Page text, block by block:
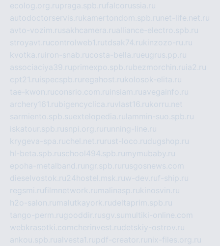
ecolog.org.rupraga.spb.rufalcorussia.ru
autodoctorservis.rukamertondom.spb.ru net-life.net.ru
avto-vozim.rusakhcamera.rualliance-electro.spb.ru
stroyavt.rucontrolweb1.rutdsak74.rukinzozo-ru.ru
kvotka.ru iron-snab.rucosta-bella.rueugrus.pp.ru
associaciya39.ruprimexpo.spb.rubezmorchin.ru ia2.ru
cpt21.ru ispecspb.ru regahost.rukolosok-elita.ru
tae-kwon.ruconsrio.com.ru insiam.ruavegainfo.ru
archery161.rubigencyclica.ruvlast16.rukorru.net
sarmiento.spb.suextelopedia.ru lammin-suo.spb.ru
iskatour.spb.rusnpi.org.ru running-line.ru
krygeva-spa.ruchel.net.ru rust-loco.rudugshop.ru
hl-beta.spb.ruschool494.spb.ru mymubaby.ru
epoha-metalband.ru ngr.spb.ru rusgosnews.com
dieselvostok.ru24hostel.msk.ruw-dev.ruf-ship.ru
regsmi.rufilmnetwork.ru malinasp.rukinosvin.ru
h2o-salon.ru malutkayork.rudeltaprim.spb.ru
tango-perm.rugooddir.rusgv.su multiki-online.com
webkrasotki.comcherinvest.rudetskiy-ostrov.ru
ankou.spb.rualvesta1.rupdf-creator.ru nix-files.org.ru